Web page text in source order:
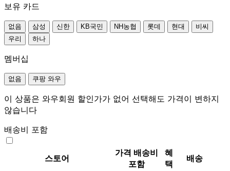
보유 카드
없음 삼성 신한 KB국민 NH농협 롯데 현대
비씨
우리
하나
멤버십
없음 쿠팡 와우
이 상품은 와우회원 할인가가 없어 선택해도 가격이 변하지
않습니다
배송비 포함
스토어
가격 배송비
포함
혜
택
배송